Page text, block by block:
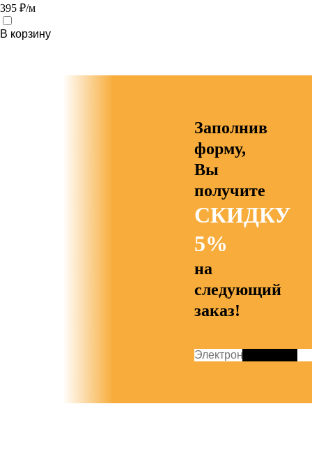
395 ₽/м
В корзину
Заполнив
форму,
Вы
получите
СКИДКУ
5%
на
следующий
заказ!